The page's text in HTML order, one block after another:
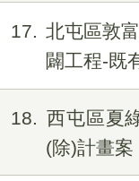
17
北屯區敦
闢工程-既
18
西屯區夏
(除)計畫案